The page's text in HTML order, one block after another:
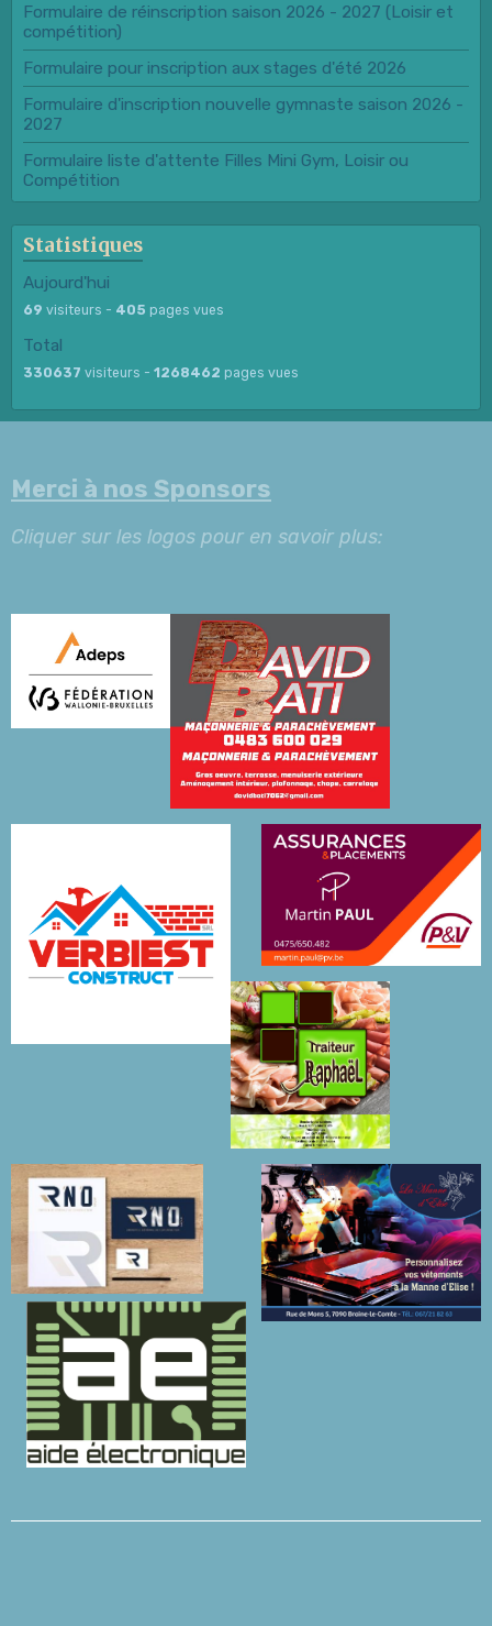
Formulaire de réinscription saison 2026 - 2027 (Loisir et
compétition)
Formulaire pour inscription aux stages d'été 2026
Formulaire d'inscription nouvelle gymnaste saison 2026 -
2027
Formulaire liste d'attente Filles Mini Gym, Loisir ou
Compétition
Statistiques
Aujourd'hui
69 visiteurs - 405 pages vues
Total
330637 visiteurs - 1268462 pages vues
Merci à nos Sponsors
Cliquer sur les logos pour en savoir plus: